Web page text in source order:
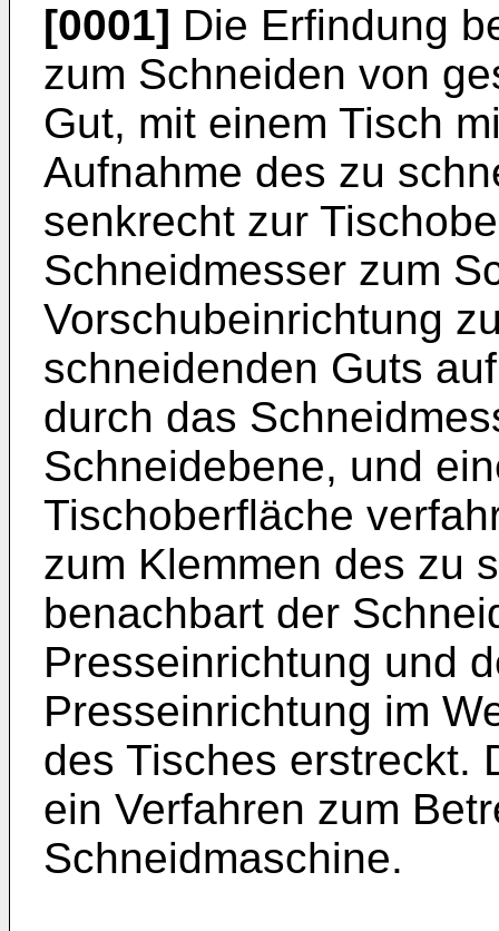
[0001] Die Erfindung
zum Schneiden von
Gut, mit einem Tisch
Aufnahme des zu
senkrecht zur
Schneidmesser zum
Vorschubeinrichtung
schneidenden Guts
durch das
Schneidebene, und
Tischoberfläche
zum Klemmen des zu
benachbart der
Presseinrichtung und
Presseinrichtung im
des Tisches erstreckt.
ein Verfahren zum
Schneidmaschine.